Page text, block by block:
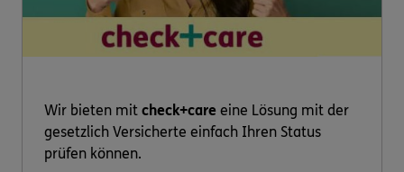
Wir bieten mit check+care eine Lösung mit der
gesetzlich Versicherte einfach Ihren Status
prüfen können.